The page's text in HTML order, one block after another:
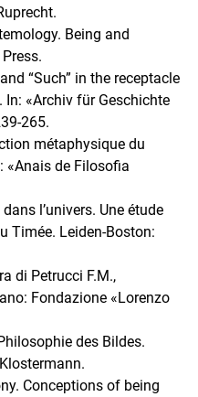
Being and
“Such” in the receptacle
In: «Archiv für Geschichte
265.
métaphysique du
«Anais de Filosofia
l’univers. Une étude
Timée. Leiden-Boston:
di Petrucci F.M.,
Fondazione «Lorenzo
des Bildes.
Conceptions of being